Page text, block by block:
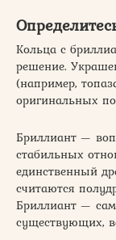
Кольца с
решение.
(например,
оригинальных
Бриллиант —
стабильных
единственный
считаются
Бриллиант —
существующих,